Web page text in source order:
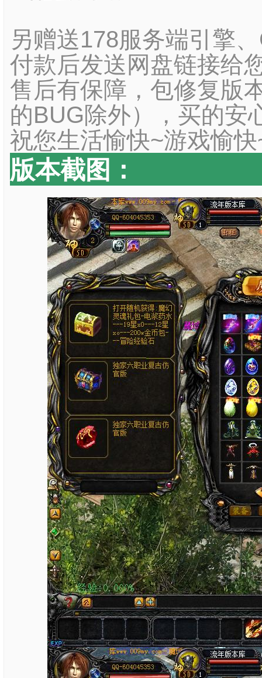
另赠送178服务端引擎
付款后发送网盘链接给
售后有保障，包修复版
的BUG除外），买的安
祝您生活愉快~游戏愉
版本截图：